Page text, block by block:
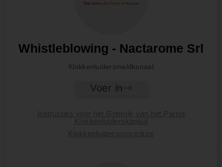
Whistleblowing - Nactarome Srl
Klokkenluidersmeldkanaal
Voer in